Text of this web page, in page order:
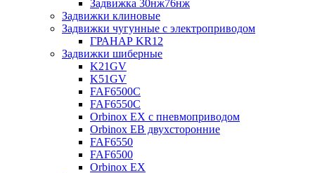
Задвижка 30нж76нж
Задвижки клиновые
Задвижки чугунные с электроприводом
ГРАНАР KR12
Задвижки шиберные
K21GV
K51GV
FAF6500C
FAF6550С
Orbinox EX с пневмоприводом
Orbinox EB двухсторонние
FAF6550
FAF6500
Orbinox EX